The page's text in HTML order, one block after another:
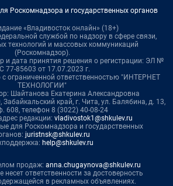
Роскомнадзора и государственных органов
«Владивосток онлайн» (18+)
службой по надзору в сфере связи,
технологий и массовых коммуникаций
(Роскомнадзор).
и дата принятия решения о регистрации: ЭЛ №
77-85603 от 17.07.2023 г.
ограниченной ответственностью "ИНТЕРНЕТ
ТЕХНОЛОГИИ"
Шайтанова Екатерина Александровна
край, г. Чита, ул. Балябина, д. 13,
608, телефон 8 (3022) 40-08-24
редакции: vladivostok1@shkulev.ru
для Роскомнадзора и государственных
juristnsk@shkulev.ru
help@shkulev.ru
продаж: anna.chugaynova@shkulev.ru
несет ответственности за достоверность
в рекламных объявлениях.